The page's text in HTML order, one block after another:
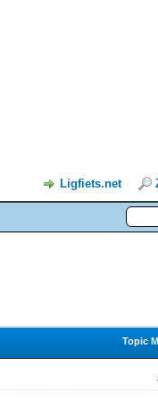
Ligfiets.net
Topic